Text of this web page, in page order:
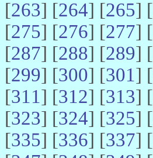
[263] [264] [265] [
[275] [276] [277] [
[287] [288] [289] [
[299] [300] [301] [
[311] [312] [313] [
[323] [324] [325] [
[335] [336] [337] [